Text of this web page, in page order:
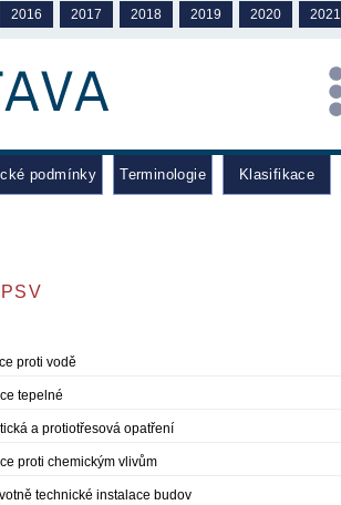
2016 2017 2018 2019 2020 2021
podmínky Terminologie Klasifikace
proti vodě
tepelné
a protiotřesová opatření
proti chemickým vlivům
technické instalace budov